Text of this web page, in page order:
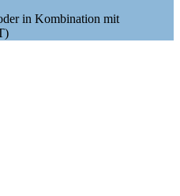
in Kombination mit